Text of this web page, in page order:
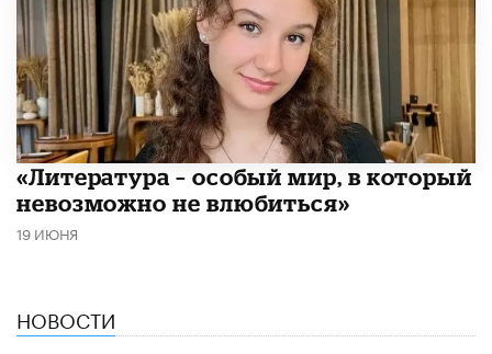
​«Литература – особый мир, в который
невозможно не влюбиться»
19 ИЮНЯ
НОВОСТИ